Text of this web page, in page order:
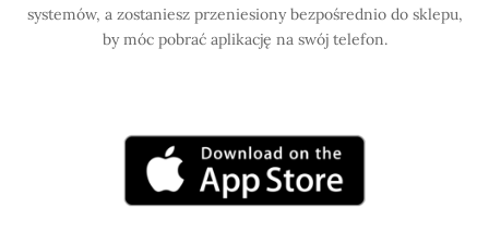
systemów, a zostaniesz przeniesiony bezpośrednio do sklepu,
by móc pobrać aplikację na swój telefon.